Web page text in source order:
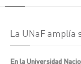
La UNaF amplía
En la Universidad